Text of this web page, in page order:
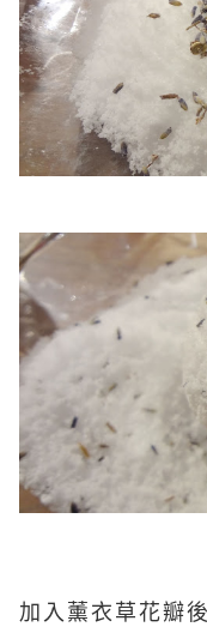
加入薰衣草花瓣